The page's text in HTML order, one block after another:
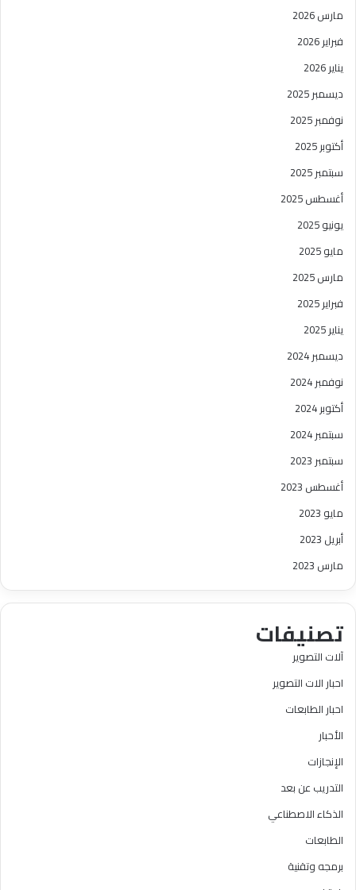
مارس 2026
فبراير 2026
يناير 2026
ديسمبر 2025
نوفمبر 2025
أكتوبر 2025
سبتمبر 2025
أغسطس 2025
يونيو 2025
مايو 2025
مارس 2025
فبراير 2025
يناير 2025
ديسمبر 2024
نوفمبر 2024
أكتوبر 2024
سبتمبر 2024
سبتمبر 2023
أغسطس 2023
مايو 2023
أبريل 2023
مارس 2023
تصنيفات
آلات التصوير
احبار الات التصوير
احبار الطابعات
الأحبار
الإنجازات
التدريب عن بعد
الذكاء الاصطناعي
الطابعات
برمجه وتقنية